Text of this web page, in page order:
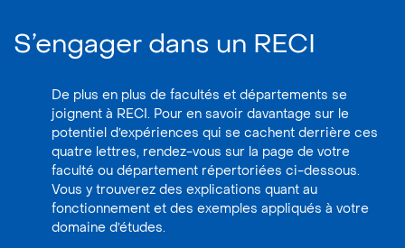
S’engager dans un RECI
De plus en plus de facultés et départements se
joignent à RECI. Pour en savoir davantage sur le
potentiel d’expériences qui se cachent derrière ces
quatre lettres, rendez-vous sur la page de votre
faculté ou département répertoriées ci-dessous.
Vous y trouverez des explications quant au
fonctionnement et des exemples appliqués à votre
domaine d’études.